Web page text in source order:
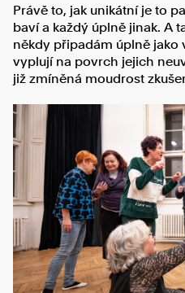
Právě to, jak unikátní je to
baví a každý úplně jinak. A
někdy připadám úplně jako
vyplují na povrch jejich
již zmíněná moudrost